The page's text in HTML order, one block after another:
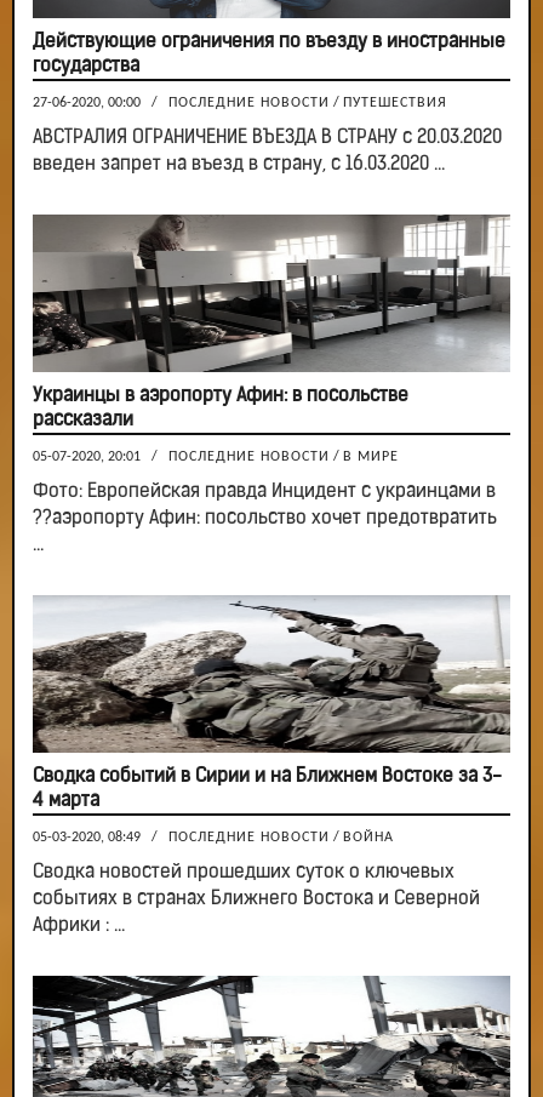
Действующие ограничения по въезду в иностранные
государства
27-06-2020, 00:00 / ПОСЛЕДНИЕ НОВОСТИ / ПУТЕШЕСТВИЯ
АВСТРАЛИЯ ОГРАНИЧЕНИЕ ВЪЕЗДА В СТРАНУ с 20.03.2020
введен запрет на въезд в страну, с 16.03.2020 ...
Украинцы в аэропорту Афин: в посольстве
рассказали
05-07-2020, 20:01 / ПОСЛЕДНИЕ НОВОСТИ / В МИРЕ
Фото: Европейская правда Инцидент с украинцами в
??аэропорту Афин: посольство хочет предотвратить
...
Сводка событий в Сирии и на Ближнем Востоке за 3-
4 марта
05-03-2020, 08:49 / ПОСЛЕДНИЕ НОВОСТИ / ВОЙНА
Сводка новостей прошедших суток о ключевых
событиях в странах Ближнего Востока и Северной
Африки : ...